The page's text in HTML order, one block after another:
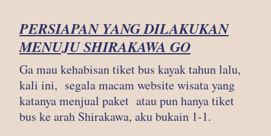
PERSIAPAN YANG DILAKUKAN
MENUJU SHIRAKAWA GO
Ga mau kehabisan tiket bus kayak tahun lalu,
kali ini, segala macam website wisata yang
katanya menjual paket atau pun hanya tiket
bus ke arah Shirakawa, aku bukain 1-1.